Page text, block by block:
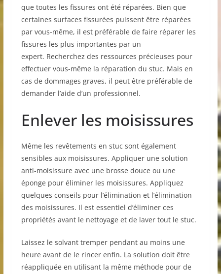
que toutes les fissures ont été réparées. Bien que
certaines surfaces fissurées puissent être réparées
par vous-même, il est préférable de faire réparer les
fissures les plus importantes par un
expert. Recherchez des ressources précieuses pour
effectuer vous-même la réparation du stuc. Mais en
cas de dommages graves, il peut être préférable de
demander l’aide d’un professionnel.
Enlever les moisissures
Même les revêtements en stuc sont également
sensibles aux moisissures. Appliquer une solution
anti-moisissure avec une brosse douce ou une
éponge pour éliminer les moisissures. Appliquez
quelques conseils pour l’élimination et l’élimination
des moisissures. Il est essentiel d’éliminer ces
propriétés avant le nettoyage et de laver tout le stuc.
Laissez le solvant tremper pendant au moins une
heure avant de le rincer enfin. La solution doit être
réappliquée en utilisant la même méthode pour de